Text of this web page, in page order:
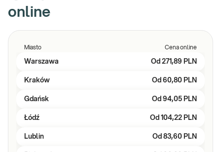
online
Miasto Cena online
Warszawa Od 271,89 PLN
Kraków Od 60,80 PLN
Gdańsk Od 94,05 PLN
Łódź Od 104,22 PLN
Lublin Od 83,60 PLN